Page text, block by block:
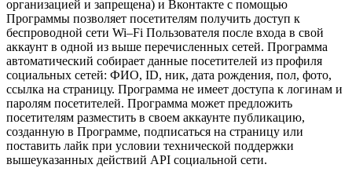
организацией и запрещена) и Вконтакте с помощью
Программы позволяет посетителям получить доступ к
беспроводной сети Wi–Fi Пользователя после входа в свой
аккаунт в одной из выше перечисленных сетей. Программа
автоматический собирает данные посетителей из профиля
социальных сетей: ФИО, ID, ник, дата рождения, пол, фото,
ссылка на страницу. Программа не имеет доступа к логинам и
паролям посетителей. Программа может предложить
посетителям разместить в своем аккаунте публикацию,
созданную в Программе, подписаться на страницу или
поставить лайк при условии технической поддержки
вышеуказанных действий API социальной сети.